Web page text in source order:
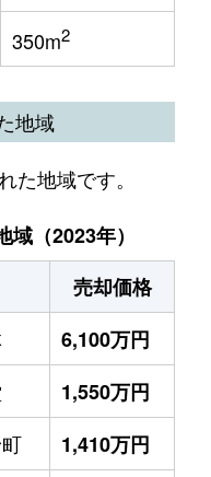
350m2
地域
た地域です。
（2023年）
売却価格
6,100万円
1,550万円
1,410万円